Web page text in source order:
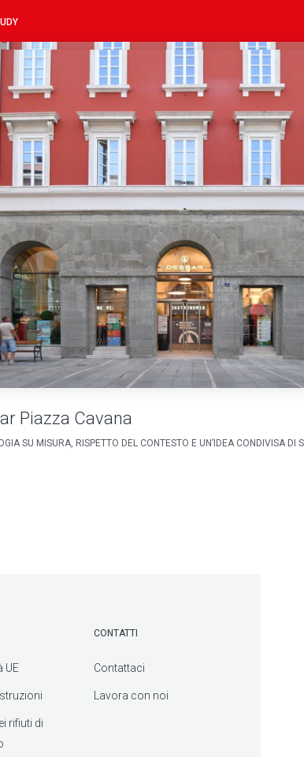
Piazza Cavana
SU MISURA, RISPETTO DEL CONTESTO E UN’IDEA CONDIVISA DI
UE
rifiuti di
CONTATTI
Contattaci
Lavora con noi